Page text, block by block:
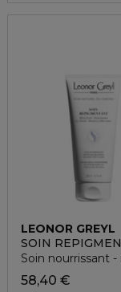
LEONOR GREYL
SOIN
Soin nourrissant
58,40 €